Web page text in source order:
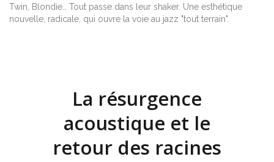
Twin, Blondie… Tout passe dans leur shaker. Une esthétique
nouvelle, radicale, qui ouvre la voie au jazz "tout terrain".
La résurgence
acoustique et le
retour des racines